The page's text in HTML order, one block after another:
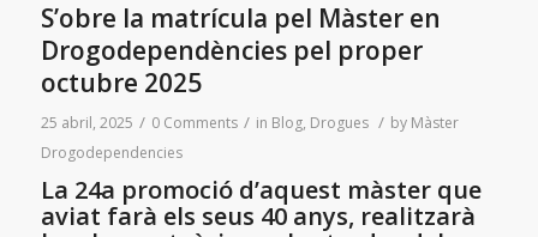
S’obre la matrícula pel Màster en
Drogodependències pel proper
octubre 2025
25 abril, 2025 / 0 Comments / in Blog, Drogues / by Màster
Drogodependencies
La 24a promoció d’aquest màster que
aviat farà els seus 40 anys, realitzarà